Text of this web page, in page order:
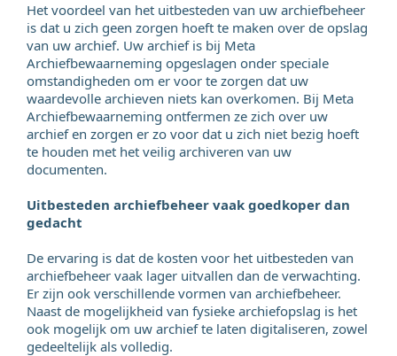
Het voordeel van het uitbesteden van uw archiefbeheer
is dat u zich geen zorgen hoeft te maken over de opslag
van uw archief. Uw archief is bij Meta
Archiefbewaarneming opgeslagen onder speciale
omstandigheden om er voor te zorgen dat uw
waardevolle archieven niets kan overkomen. Bij Meta
Archiefbewaarneming ontfermen ze zich over uw
archief en zorgen er zo voor dat u zich niet bezig hoeft
te houden met het veilig archiveren van uw
documenten.
Uitbesteden archiefbeheer vaak goedkoper dan
gedacht
De ervaring is dat de kosten voor het uitbesteden van
archiefbeheer vaak lager uitvallen dan de verwachting.
Er zijn ook verschillende vormen van archiefbeheer.
Naast de mogelijkheid van fysieke archiefopslag is het
ook mogelijk om uw archief te laten digitaliseren, zowel
gedeeltelijk als volledig.